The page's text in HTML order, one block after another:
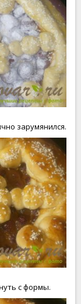
зарумянился.
с формы.